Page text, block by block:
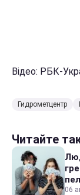
Відео: РБК-
Гидрометцентр
Читайте
06